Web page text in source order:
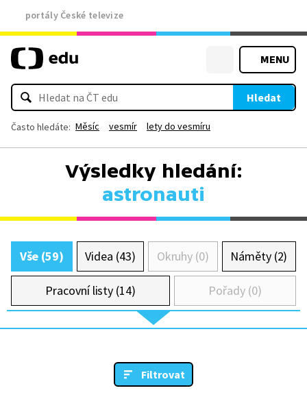
portály České televize
MENU
Hledat
Často hledáte: Měsíc vesmír lety do vesmíru
Výsledky hledání:
astronauti
Vše (59) Videa (43) Okruhy (0) Náměty (2)
Pracovní listy (14) Pořady (0)
Filtrovat